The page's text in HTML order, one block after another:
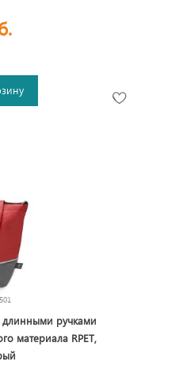
длинными ручками
материала RPET,